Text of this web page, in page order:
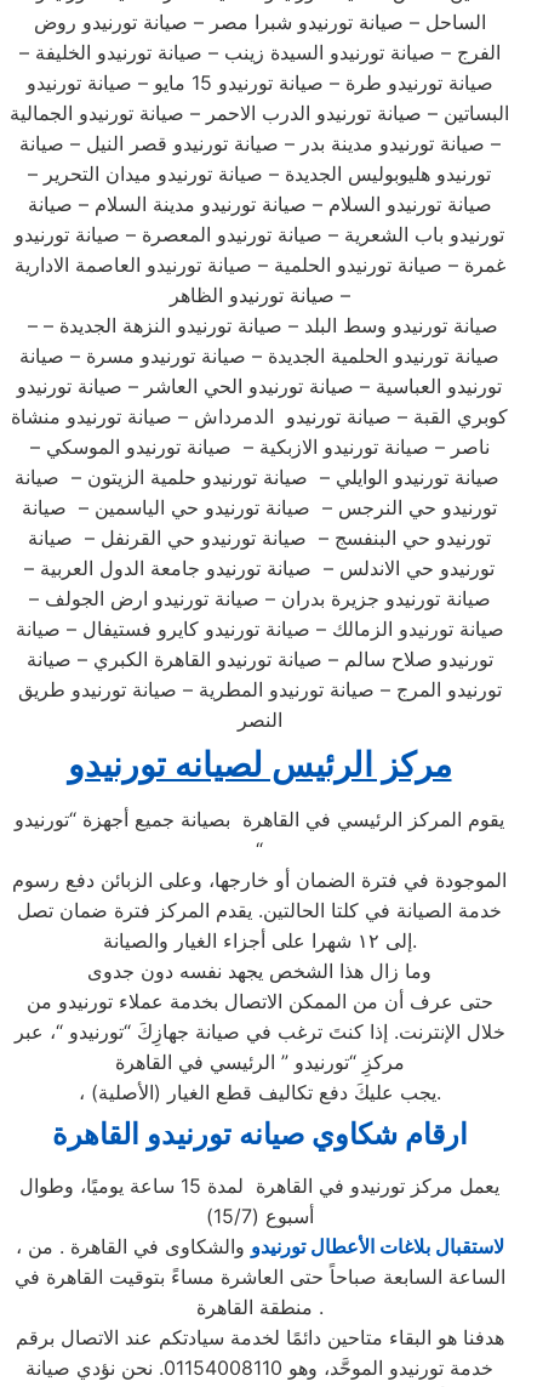
الساحل – صيانة تورنيدو شبرا مصر – صيانة تورنيدو روض
الفرج – صيانة تورنيدو السيدة زينب – صيانة تورنيدو الخليفة –
صيانة تورنيدو طرة – صيانة تورنيدو 15 مايو – صيانة تورنيدو
البساتين – صيانة تورنيدو الدرب الاحمر – صيانة تورنيدو الجمالية
– صيانة تورنيدو مدينة بدر – صيانة تورنيدو قصر النيل – صيانة
تورنيدو هليوبوليس الجديدة – صيانة تورنيدو ميدان التحرير –
صيانة تورنيدو السلام – صيانة تورنيدو مدينة السلام – صيانة
تورنيدو باب الشعرية – صيانة تورنيدو المعصرة – صيانة تورنيدو
غمرة – صيانة تورنيدو الحلمية – صيانة تورنيدو العاصمة الادارية
– صيانة تورنيدو الظاهر
– صيانة تورنيدو وسط البلد – صيانة تورنيدو النزهة الجديدة –
صيانة تورنيدو الحلمية الجديدة – صيانة تورنيدو مسرة – صيانة
تورنيدو العباسية – صيانة تورنيدو الحي العاشر – صيانة تورنيدو
كوبري القبة – صيانة تورنيدو الدمرداش – صيانة تورنيدو منشاة
ناصر – صيانة تورنيدو الازبكية – صيانة تورنيدو الموسكي –
صيانة تورنيدو الوايلي – صيانة تورنيدو حلمية الزيتون – صيانة
تورنيدو حي النرجس – صيانة تورنيدو حي الياسمين – صيانة
تورنيدو حي البنفسج – صيانة تورنيدو حي القرنفل – صيانة
تورنيدو حي الاندلس – صيانة تورنيدو جامعة الدول العربية –
صيانة تورنيدو جزيرة بدران – صيانة تورنيدو ارض الجولف –
صيانة تورنيدو الزمالك – صيانة تورنيدو كايرو فستيفال – صيانة
تورنيدو صلاح سالم – صيانة تورنيدو القاهرة الكبري – صيانة
تورنيدو المرج – صيانة تورنيدو المطرية – صيانة تورنيدو طريق
النصر
مركز الرئيس لصيانه تورنيدو
يقوم المركز الرئيسي في القاهرة بصيانة جميع أجهزة “تورنيدو
“
الموجودة في فترة الضمان أو خارجها، وعلى الزبائن دفع رسوم
خدمة الصيانة في كلتا الحالتين. يقدم المركز فترة ضمان تصل
إلى ١٢ شهرا على أجزاء الغيار والصيانة.
وما زال هذا الشخص يجهد نفسه دون جدوى
حتى عرف أن من الممكن الاتصال بخدمة عملاء تورنيدو من
خلال الإنترنت. إذا كنتَ ترغب في صيانة جهازِكَ “تورنيدو “، عبر
مركزِ “تورنيدو ” الرئيسي في القاهرة
، يجب عليكَ دفع تكاليف قطع الغيار (الأصلية).
ارقام شكاوي صيانه تورنيدو القاهرة
يعمل مركز تورنيدو في القاهرة لمدة 15 ساعة يوميًا، وطوال
أسبوع (15/7)
،
لاستقبال بلاغات الأعطال تورنيدو والشكاوى في القاهرة . من
الساعة السابعة صباحاً حتى العاشرة مساءً بتوقيت القاهرة في
منطقة القاهرة .
هدفنا هو البقاء متاحين دائمًا لخدمة سيادتكم عند الاتصال برقم
خدمة تورنيدو الموحَّد، وهو 01154008110. نحن نؤدي صيانة